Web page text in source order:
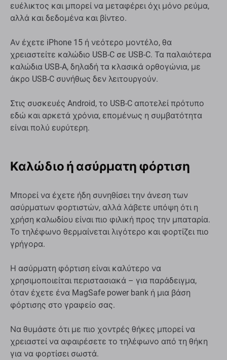
ευέλικτος και μπορεί να μεταφέρει όχι μόνο ρεύμα,
αλλά και δεδομένα και βίντεο.
Αν έχετε iPhone 15 ή νεότερο μοντέλο, θα
χρειαστείτε καλώδιο USB-C σε USB-C. Τα παλαιότερα
καλώδια USB-A, δηλαδή τα κλασικά ορθογώνια, με
άκρο USB-C συνήθως δεν λειτουργούν.
Στις συσκευές Android, το USB-C αποτελεί πρότυπο
εδώ και αρκετά χρόνια, επομένως η συμβατότητα
είναι πολύ ευρύτερη.
Καλώδιο ή ασύρματη φόρτιση
Μπορεί να έχετε ήδη συνηθίσει την άνεση των
ασύρματων φορτιστών, αλλά λάβετε υπόψη ότι η
χρήση καλωδίου είναι πιο φιλική προς την μπαταρία.
Το τηλέφωνο θερμαίνεται λιγότερο και φορτίζει πιο
γρήγορα.
Η ασύρματη φόρτιση είναι καλύτερο να
χρησιμοποιείται περιστασιακά – για παράδειγμα,
όταν έχετε ένα MagSafe power bank ή μια βάση
φόρτισης στο γραφείο σας.
Να θυμάστε ότι με πιο χοντρές θήκες μπορεί να
χρειαστεί να αφαιρέσετε το τηλέφωνο από τη θήκη
για να φορτίσει σωστά.